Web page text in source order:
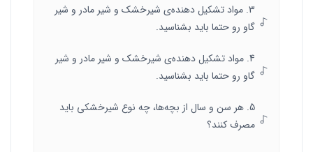
3. مواد تشکیل دهنده‌ی شیرخشک و شیر مادر و شیر
گاو رو حتما باید بشناسید.
4. مواد تشکیل دهنده‌ی شیرخشک و شیر مادر و شیر
گاو رو حتما باید بشناسید.
5. هر سن و سال از بچه‌ها، چه نوع شیرخشکی باید
مصرف کنند؟